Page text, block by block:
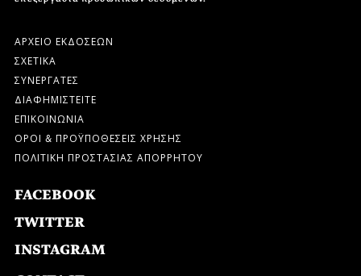
ΑΡΧΕΙΟ ΕΚΔΟΣΕΩΝ
ΣΧΕΤΙΚΑ
ΣΥΝΕΡΓΑΤΕΣ
ΔΙΑΦΗΜΙΣΤΕΙΤΕ
ΕΠΙΚΟΙΝΩΝΙΑ
ΟΡΟΙ & ΠΡΟΫΠΟΘΕΣΕΙΣ ΧΡΗΣΗΣ
ΠΟΛΙΤΙΚΗ ΠΡΟΣΤΑΣΙΑΣ ΑΠΟΡΡΗΤΟΥ
FACEBOOK
TWITTER
INSTAGRAM